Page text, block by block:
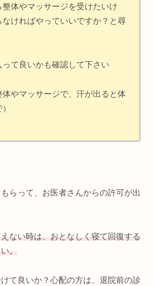
整体やマッサージを受けたいけ
なければやっていいですか？と尋
て良いかも確認して下さい
体やマッサージで、汗が出ると体
らって、お医者さんからの許可が出
ない時は、おとなしく寝て回復する
。
て良いか？心配の方は、退院前の診